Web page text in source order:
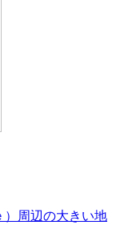
）周辺の大きい地